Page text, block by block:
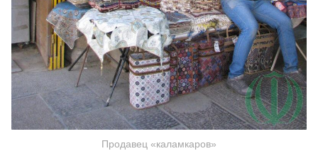
Продавец «каламкаров»